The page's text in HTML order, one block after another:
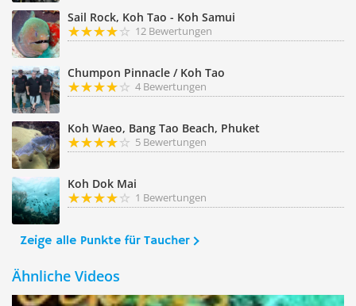
Sail Rock, Koh Tao - Koh Samui
12 Bewertungen
Chumpon Pinnacle / Koh Tao
4 Bewertungen
Koh Waeo, Bang Tao Beach, Phuket
5 Bewertungen
Koh Dok Mai
1 Bewertungen
Zeige alle Punkte für Taucher
Ähnliche Videos